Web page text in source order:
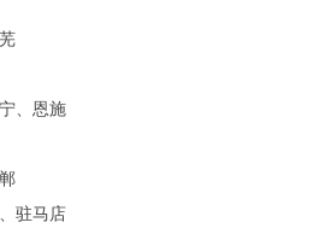
、恩施
驻马店